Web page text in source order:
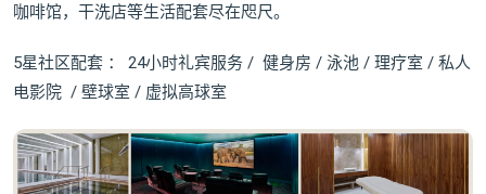
咖啡馆，干洗店等生活配套尽在咫尺。
5星社区配套 ： 24小时礼宾服务 / 健身房 / 泳池 / 理疗室 / 私人
电影院 / 壁球室 / 虚拟高球室